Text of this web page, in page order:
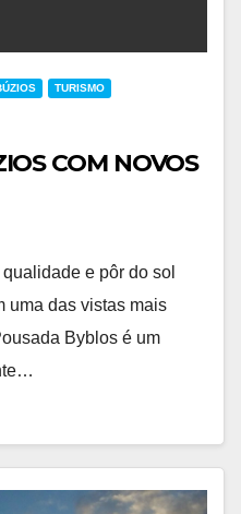
TURISMO
COM NOVOS
e pôr do sol
uma das vistas mais
Byblos é um